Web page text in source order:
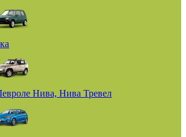
Нива, Нива Тревел